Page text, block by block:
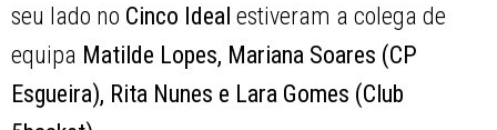
seu lado no Cinco Idealestiveram a colega de
equipa Matilde Lopes, Mariana Soares (CP
Esgueira), Rita Nunes e Lara Gomes (Club